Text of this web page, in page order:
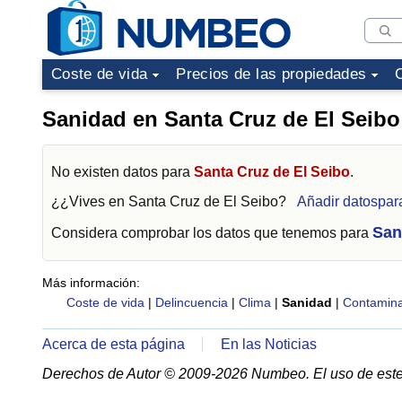
Coste de vida Precios de las propiedades
Sanidad en Santa Cruz de El Seibo
No existen datos para Santa Cruz de El Seibo.
¿¿Vives en Santa Cruz de El Seibo? Añadir
Considera comprobar los datos que tenemos para
Más información:
Coste de vida | Delincuencia | Clima | Sanidad |
Acerca de esta página
En las Noticias
Derechos de Autor © 2009-2026 Numbeo. El uso de